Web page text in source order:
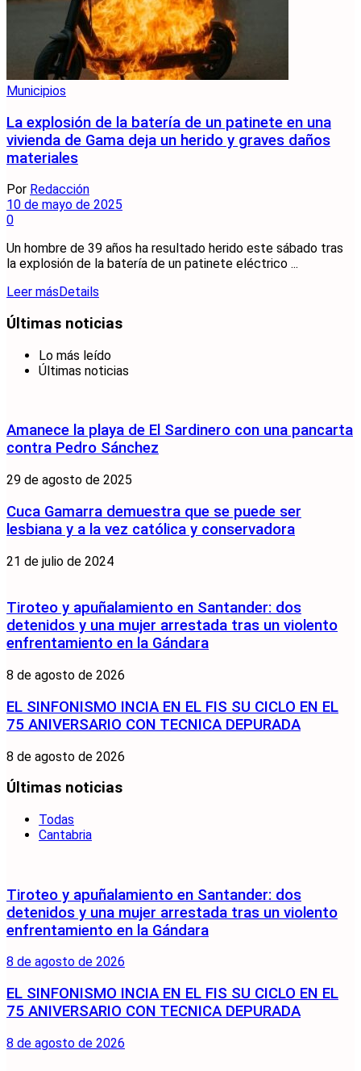
Municipios
La explosión de la batería de un patinete en una
vivienda de Gama deja un herido y graves daños
materiales
Por Redacción
10 de mayo de 2025
0
Un hombre de 39 años ha resultado herido este sábado tras
la explosión de la batería de un patinete eléctrico ...
Leer más Details
Últimas noticias
Lo más leído
Últimas noticias
Amanece la playa de El Sardinero con una pancarta
contra Pedro Sánchez
29 de agosto de 2025
Cuca Gamarra demuestra que se puede ser
lesbiana y a la vez católica y conservadora
21 de julio de 2024
Tiroteo y apuñalamiento en Santander: dos
detenidos y una mujer arrestada tras un violento
enfrentamiento en la Gándara
8 de agosto de 2026
EL SINFONISMO INCIA EN EL FIS SU CICLO EN EL
75 ANIVERSARIO CON TECNICA DEPURADA
8 de agosto de 2026
Últimas noticias
Todas
Cantabria
Tiroteo y apuñalamiento en Santander: dos
detenidos y una mujer arrestada tras un violento
enfrentamiento en la Gándara
8 de agosto de 2026
EL SINFONISMO INCIA EN EL FIS SU CICLO EN EL
75 ANIVERSARIO CON TECNICA DEPURADA
8 de agosto de 2026